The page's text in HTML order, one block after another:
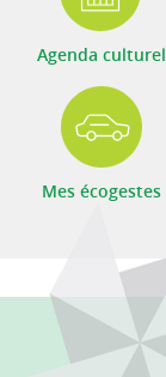
Agenda culturel
Mes écogestes